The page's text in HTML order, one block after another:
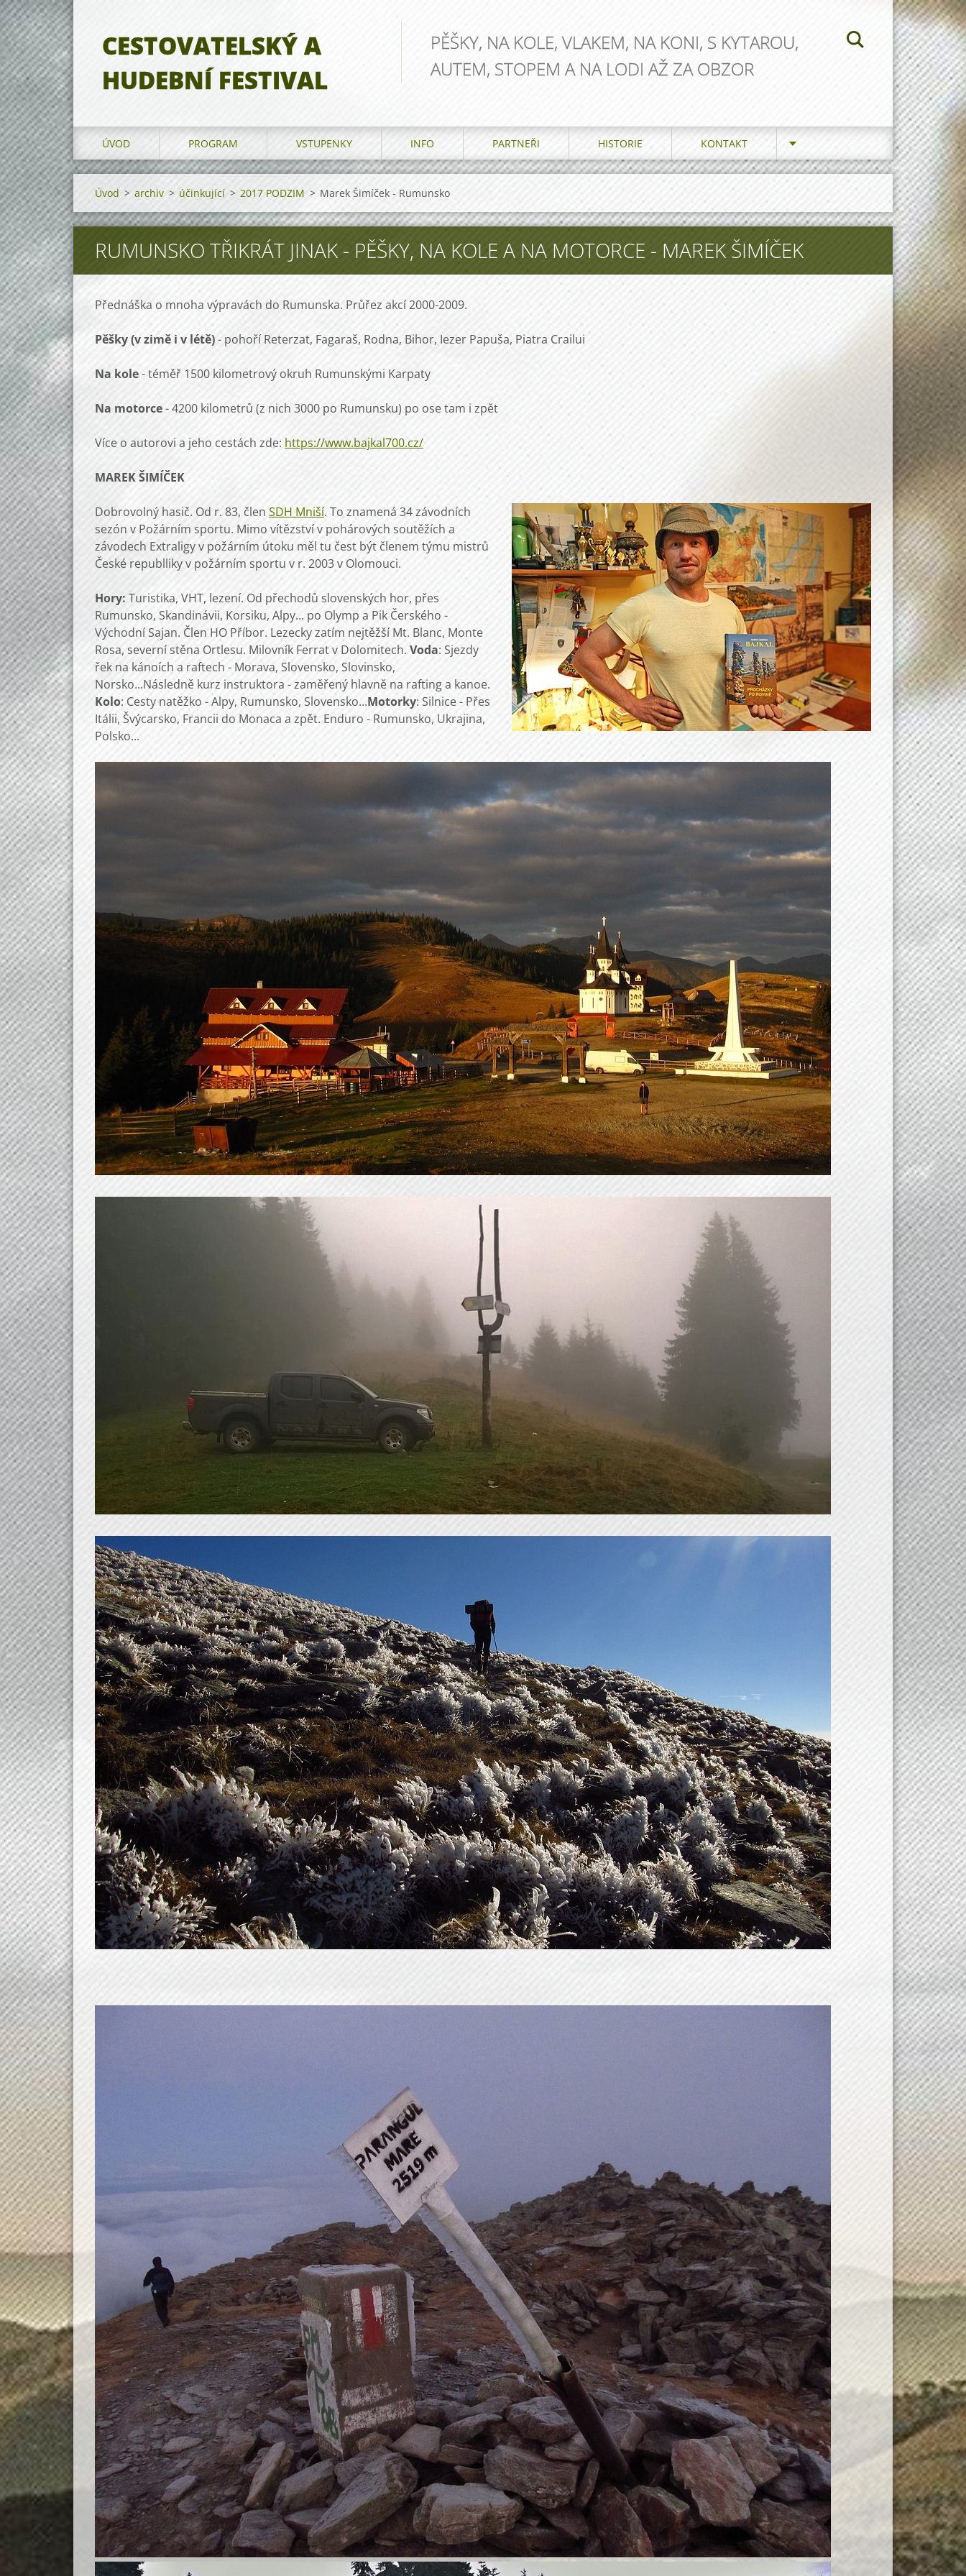
CESTOVATELSKÝ A
HUDEBNÍ FESTIVAL
PĚŠKY, NA KOLE, VLAKEM, NA KONI, S KYTAROU,
AUTEM, STOPEM A NA LODI AŽ ZA OBZOR
ÚVOD PROGRAM VSTUPENKY INFO PARTNEŘI HISTORIE KONTAKT
Úvod > archiv > účinkující > 2017 PODZIM > Marek Šimíček - Rumunsko
RUMUNSKO TŘIKRÁT JINAK - PĚŠKY, NA KOLE A NA MOTORCE - MAREK ŠIMÍČEK
Přednáška o mnoha výpravách do Rumunska. Průřez akcí 2000-2009.
Pěšky (v zimě i v létě)- pohoří Reterzat, Fagaraš, Rodna, Bihor, Iezer Papuša, Piatra Crailui
Na kole- téměř 1500 kilometrový okruh Rumunskými Karpaty
Na motorce- 4200 kilometrů (z nich 3000 po Rumunsku) po ose tam i zpět
Více o autorovi a jeho cestách zde: https://www.bajkal700.cz/
MAREK ŠIMÍČEK
Dobrovolný hasič. Od r. 83, člen SDH Mniší. To znamená 34 závodních
sezón v Požárním sportu. Mimo vítězství v pohárových soutěžích a
závodech Extraligy v požárním útoku měl tu čest být členem týmu mistrů
České republliky v požárním sportu v r. 2003 v Olomouci.
Hory: Turistika, VHT, lezení. Od přechodů slovenských hor, přes
Rumunsko, Skandinávii, Korsiku, Alpy... po Olymp a Pik Čerského -
Východní Sajan. Člen HO Příbor. Lezecky zatím nejtěžší Mt. Blanc, Monte
Rosa, severní stěna Ortlesu. Milovník Ferrat v Dolomitech. Voda: Sjezdy
řek na kánoích a raftech - Morava, Slovensko, Slovinsko,
Norsko...Následně kurz instruktora - zaměřený hlavně na rafting a kanoe.
Kolo: Cesty natěžko - Alpy, Rumunsko, Slovensko...Motorky: Silnice - Přes
Itálii, Švýcarsko, Francii do Monaca a zpět. Enduro - Rumunsko, Ukrajina,
Polsko...